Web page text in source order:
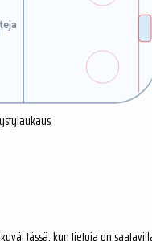
tässä, kun tietoja on